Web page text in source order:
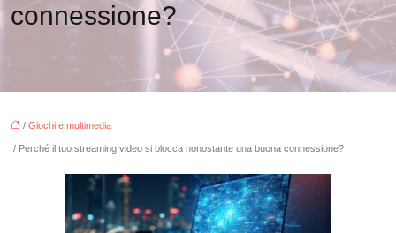
connessione?
/ Giochi e multimedia
/ Perché il tuo streaming video si blocca nonostante una buona connessione?